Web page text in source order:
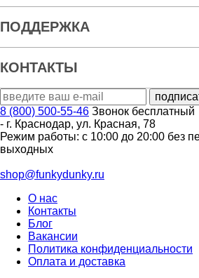
ПОДДЕРЖКА
КОНТАКТЫ
8 (800) 500-55-46 Звонок бесплатный
- г. Краснодар, ул. Красная, 78
Режим работы: с 10:00 до 20:00 без
выходных
shop@funkydunky.ru
О нас
Контакты
Блог
Вакансии
Политика конфиденциальности
Оплата и доставка